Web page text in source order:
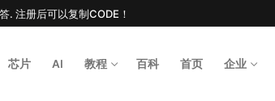
. 注册后可以复制CODE！
芯片 AI 教程 百科 首页 企业